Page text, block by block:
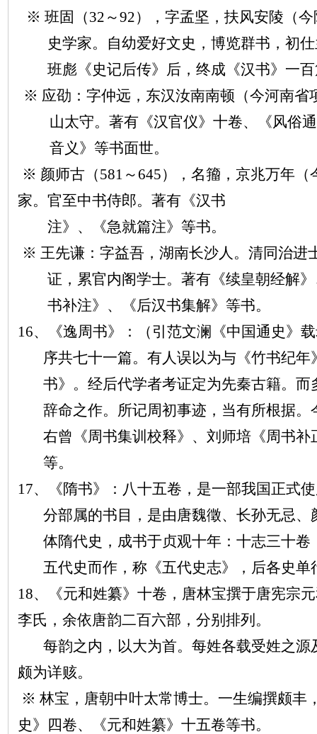
※ 班固（32～92），字孟坚，扶风安陵（
史学家。自幼爱好文史，博览群书，初
班彪《史记后传》后，终成《汉书》一
※ 应劭：字仲远，东汉汝南南顿（今河南省
山太守。著有《汉官仪》十卷、《风俗
音义》等书面世。
※ 颜师古（581～645），名籀，京兆万年（
家。官至中书侍郎。著有《汉书
注》、《急就篇注》等书。
※ 王先谦：字益吾，湖南长沙人。清同治进
证，累官内阁学士。著有《续皇朝经解
书补注》、《后汉书集解》等书。
16、《逸周书》：（引范文澜《中国通史》
序共七十一篇。有人误以为与《竹书纪
书》。经后代学者考证定为先秦古籍。
辞命之作。所记周初事迹，当有所根据
右曾《周书集训校释》、刘师培《周书
等。
17、《隋书》：八十五卷，是一部我国正式
分部属的书目，是由唐魏徵、长孙无忌
体隋代史，成书于贞观十年：十志三十
五代史而作，称《五代史志》，后各史单
18、《元和姓纂》十卷，唐林宝撰于唐宪宗
李氏，余依唐韵二百六部，分别排列。
每韵之内，以大为首。每姓各载受姓之
颇为详赅。
※ 林宝，唐朝中叶太常博士。一生编撰颇丰
史》四卷、《元和姓纂》十五卷等书。